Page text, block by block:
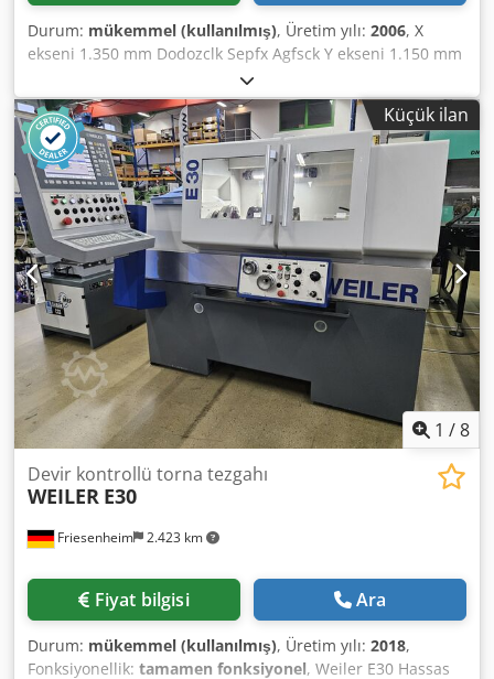
holders, operating manuals, CE certificate, etc. Condition :
Good to very good condition! Ideal for training or single-
part production! Please click here for a video of the
machine: Delivery : ex stock, immediately available, FCA
Metzingen Payment : strictly net – upon receipt of invoice
Always a large selection of milling machines in stock –
please enquire about your requirements!
Durum: mükemmel (kullanılmış), Üretim yılı: 2006, X
ekseni 1.350 mm Dodozclk Sepfx Agfsck Y ekseni 1.150 mm
Z ekseni 895 mm A ekseni +16 ila -120 derece Döner tabla
çap 1.100 x 1.000 mm Maks. iş parçası boyutu 1.000 x 1.000
x 500 mm Maks. tabla yükü 1.600 kg Takım tutucu HSK -
A63 Takım değiştirici 46 pozisyon Mil dönüş hızı 24.000
dev/dak Kontrol ünitesi Heidenhain ITNC 530 Alan
gereksinimi (kapı menzili dahil) 5.605 x 4.290 x 3.159 mm
Ağırlık 12.500 kg IKZ 40 bar dahil Dokümantasyon dahil
Küçük ilan
1 /8
Friesenheim 2.423 km
Devir kontrollü torna tezgahı
WEILER E30
Fiyat bilgisi Ara
Durum: mükemmel (kullanılmış), Üretim yılı: 2018,
Fonksiyonellik: tamamen fonksiyonel, Weiler E30 Hassas